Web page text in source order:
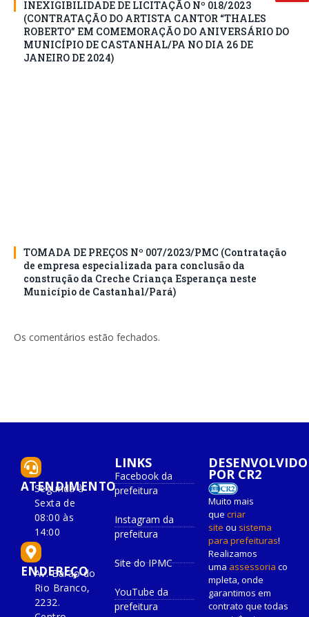
INEXIGIBILIDADE DE LICITAÇÃO Nº 018/2023
(CONTRATAÇÃO DO ARTISTA CANTOR “THALES
ROBERTO” EM COMEMORAÇÃO DO ANIVERSÁRIO DO
MUNICÍPIO DE CASTANHAL/PA NO DIA 26 DE
JANEIRO DE 2024)
TOMADA DE PREÇOS Nº 007/2023/PMC (Contratação
de empresa especializada para conclusão da
construção da Creche Criança Esperança neste
Município de Castanhal/Pará)
Os comentários estão fechados.
ATENDIMENTO
Segunda à
Sexta de
08:00 às
14:00
ENDEREÇO
Av. Barão do
Rio Branco,
2232.
LINKS
Facebook da
prefeitura
Instagram da
prefeitura
Site do IPMC
YouTube da
prefeitura
DESENVOLVIDO
POR CR2
Muito mais
que criar
site ou sistema
para prefeituras!
Realizamos
uma assessoria co
mpleta, onde
garantimos em
contrato que todas